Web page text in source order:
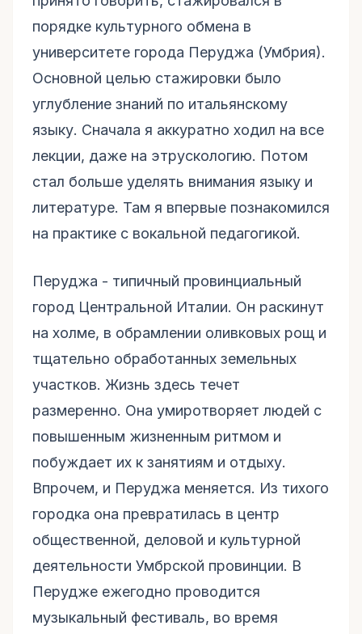
порядке культурного обмена в
университете города Перуджа (Умбрия).
Основной целью стажировки было
углубление знаний по итальянскому
языку. Сначала я аккуратно ходил на все
лекции, даже на этрускологию. Потом
стал больше уделять внимания языку и
литературе. Там я впервые познакомился
на практике с вокальной педагогикой.
Перуджа - типичный провинциальный
город Центральной Италии. Он раскинут
на холме, в обрамлении оливковых рощ и
тщательно обработанных земельных
участков. Жизнь здесь течет
размеренно. Она умиротворяет людей с
повышенным жизненным ритмом и
побуждает их к занятиям и отдыху.
Впрочем, и Перуджа меняется. Из тихого
городка она превратилась в центр
общественной, деловой и культурной
деятельности Умбрской провинции. В
Перудже ежегодно проводится
музыкальный фестиваль, во время